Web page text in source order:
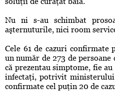
Nu ni s-au schimbat
aşternuturile, nici room
Cele 61 de cazuri confirmate
un număr de 273 de
că prezentau simptome, fie
infectaţi, potrivit
confirmate cel puţin 20 de